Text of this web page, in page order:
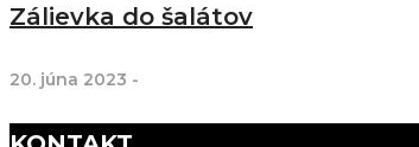
Zálievka do šalátov
20. júna 2023 -